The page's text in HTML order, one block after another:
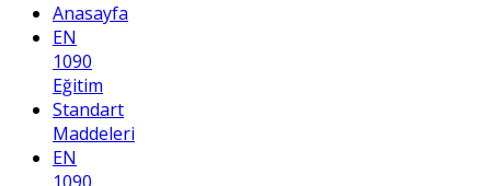
Anasayfa
EN
1090
Eğitim
Standart
Maddeleri
EN